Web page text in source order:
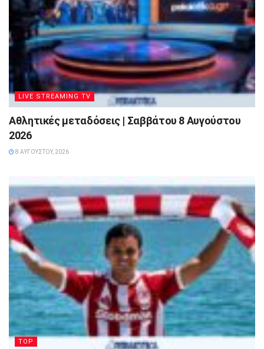
LIVE STREAMING TV
Αθλητικές μεταδόσεις | Σαββάτου 8 Αυγούστου
2026
8 ΑΥΓΟΎΣΤΟΥ, 2026
TOP